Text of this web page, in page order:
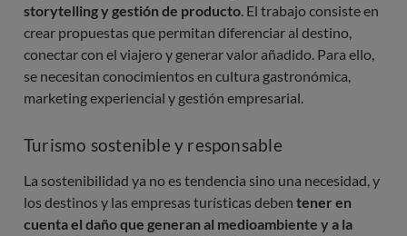
storytelling y gestión de producto . El trabajo consiste en
crear propuestas que permitan diferenciar al destino,
conectar con el viajero y generar valor añadido. Para ello,
se necesitan conocimientos en cultura gastronómica,
marketing experiencial y gestión empresarial.
Turismo sostenible y responsable
La sostenibilidad ya no es tendencia sino una necesidad, y
los destinos y las empresas turísticas deben tener en
cuenta el daño que generan al medioambiente y a la